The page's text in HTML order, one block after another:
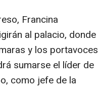
Francina
al palacio, donde
y los portavoces
sumarse el líder de
como jefe de la